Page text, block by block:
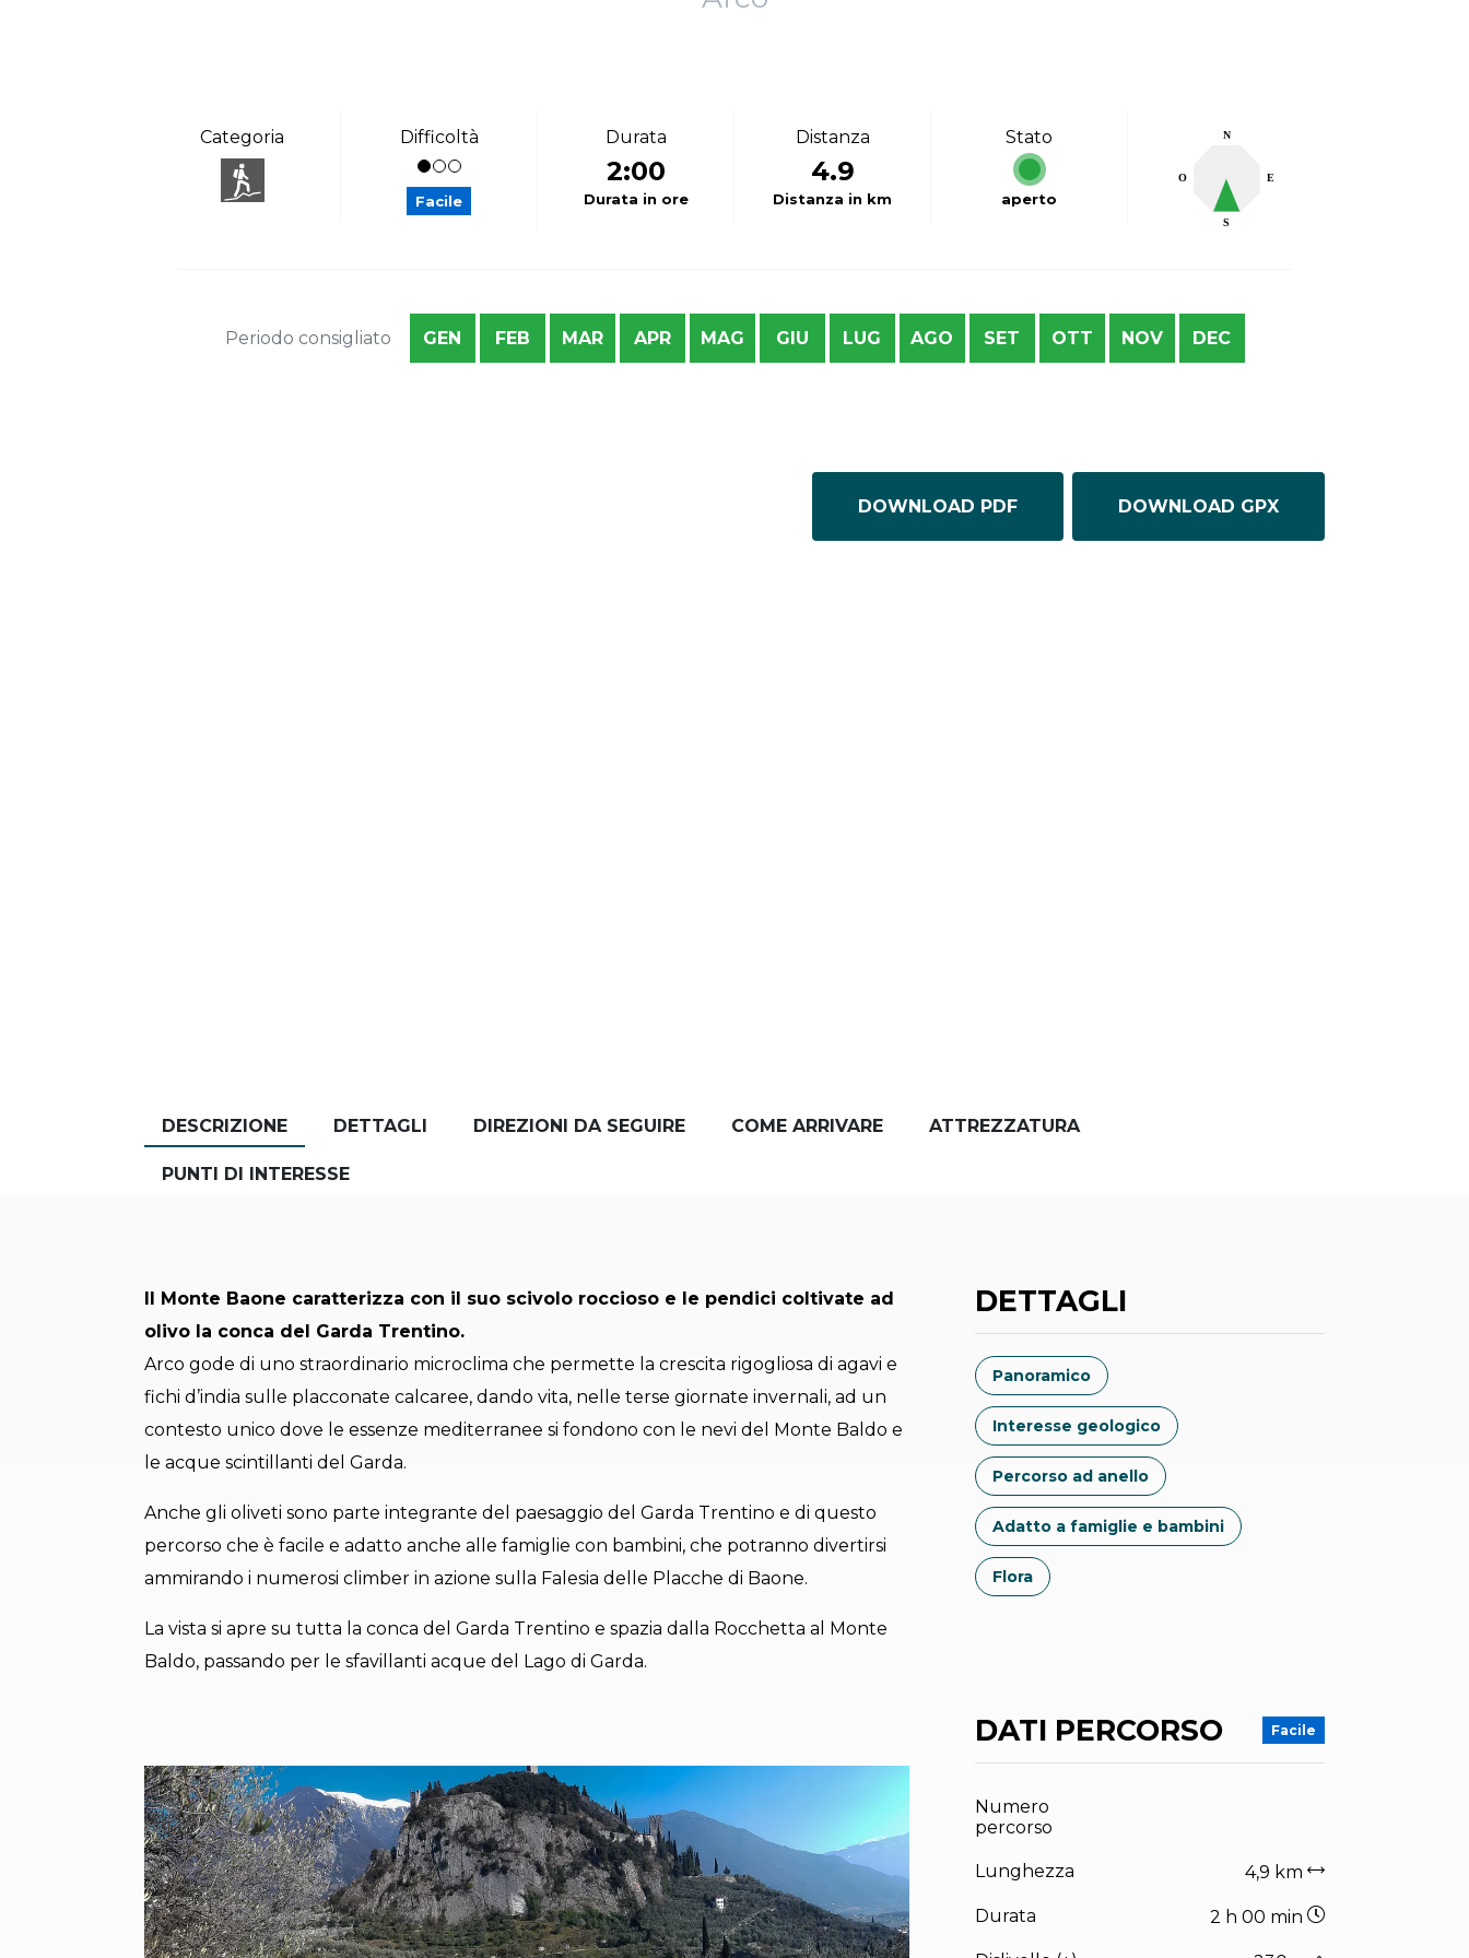
Categoria Difficoltà
Facile
Durata
2:00
Durata in ore
Distanza
4.9
Distanza in km
Stato
aperto
O
S
E
N
Periodo consigliato GEN FEB MAR APR MAG GIU LUG AGO SET OTT NOV DEC
DOWNLOAD PDF DOWNLOAD GPX
DESCRIZIONE DETTAGLI DIREZIONI DA SEGUIRE COME ARRIVARE ATTREZZATURA
PUNTI DI INTERESSE
Il Monte Baone caratterizza con il suo scivolo roccioso e le pendici coltivate ad
olivo la conca del Garda Trentino.
Arco gode di uno straordinario microclima che permette la crescita rigogliosa di agavi e
fichi d’india sulle placconate calcaree, dando vita, nelle terse giornate invernali, ad un
contesto unico dove le essenze mediterranee si fondono con le nevi del Monte Baldo e
le acque scintillanti del Garda.
Anche gli oliveti sono parte integrante del paesaggio del Garda Trentino e di questo
percorso che è facile e adatto anche alle famiglie con bambini, che potranno divertirsi
ammirando i numerosi climber in azione sulla Falesia delle Placche di Baone.
La vista si apre su tutta la conca del Garda Trentino e spazia dalla Rocchetta al Monte
Baldo, passando per le sfavillanti acque del Lago di Garda.
DETTAGLI
Panoramico
Interesse geologico
Percorso ad anello
Adatto a famiglie e bambini
Flora
DATI PERCORSO Facile
Numero
percorso
Lunghezza 4,9 km
Durata 2 h 00 min